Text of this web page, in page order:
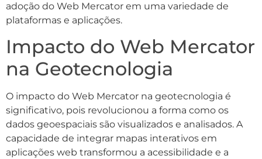
adoção do Web Mercator em uma variedade de
plataformas e aplicações.
Impacto do Web Mercator
na Geotecnologia
O impacto do Web Mercator na geotecnologia é
significativo, pois revolucionou a forma como os
dados geoespaciais são visualizados e analisados. A
capacidade de integrar mapas interativos em
aplicações web transformou a acessibilidade e a